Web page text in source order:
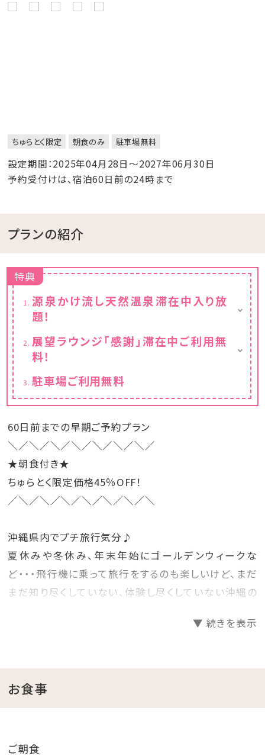
ちゅらとく限定 朝食のみ 駐車場無料
設定期間：2025年04月28日～2027年06月30日
予約受付けは、宿泊60日前の24時まで
プランの紹介
特典
源泉かけ流し天然温泉滞在中入り放
題！
でご利用いただけます。
展望ラウンジ「感謝」滞在中ご利用無
料！
※チェックイン15:00～チェックアウト11:00ま
でご利用いただけます。
駐車場ご利用無料
60日前までの早期ご予約プラン
＼／＼／＼／＼／＼／＼／＼／
★朝食付き★
ちゅらとく限定価格45％OFF！
／＼／＼／＼／＼／＼／＼／＼
沖縄県内でプチ旅行気分♪
夏休みや冬休み、年末年始にゴールデンウィークな
ど・・・飛行機に乗って旅行をするのも楽しいけど、まだ
まだ知り尽くしていない、体験し尽くしていない沖縄の
そんな時には、早めに計画を立てて予約をするのがお
先の人気日程をお得にゲットしちゃいましょう☆彡
▼ 続きを表示
お食事
ご朝食